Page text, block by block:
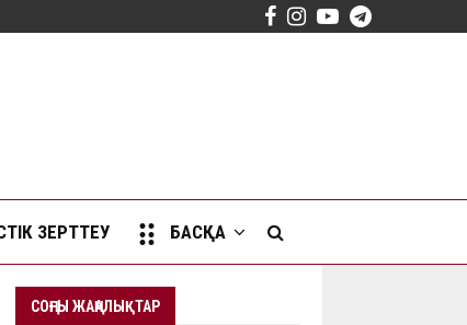
Facebook
Instagram
YoutubeTelegram
ЗЕРТТЕУ БАСҚА
СОҢҒЫ ЖАҢАЛЫҚТАР